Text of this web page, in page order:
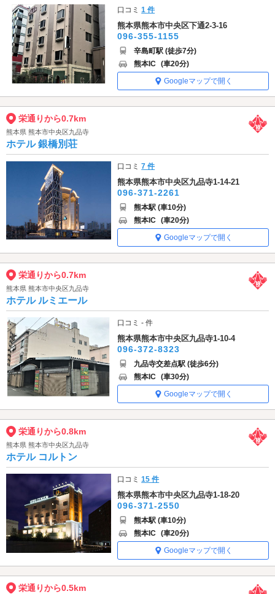
口コミ1 件
熊本県熊本市中央区下通2-3-16
096-355-1155
辛島町駅 (徒歩7分)
熊本IC (車20分)
Googleマップで開く
栄通りから0.7km
熊本県 熊本市中央区九品寺
ホテル 銀橋別荘
口コミ7 件
熊本県熊本市中央区九品寺1-14-21
096-371-2261
熊本駅 (車10分)
熊本IC (車20分)
Googleマップで開く
栄通りから0.7km
熊本県 熊本市中央区九品寺
ホテル ルミエール
口コミ - 件
熊本県熊本市中央区九品寺1-10-4
096-372-8323
九品寺交差点駅 (徒歩6分)
熊本IC (車30分)
Googleマップで開く
栄通りから0.8km
熊本県 熊本市中央区九品寺
ホテル コルトン
口コミ15 件
熊本県熊本市中央区九品寺1-18-20
096-371-2550
熊本駅 (車10分)
熊本IC (車20分)
Googleマップで開く
栄通りから0.5km